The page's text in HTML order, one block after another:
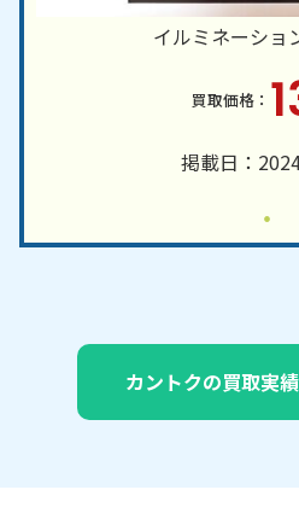
イルミネーショ
掲載日：
カントクの買取実